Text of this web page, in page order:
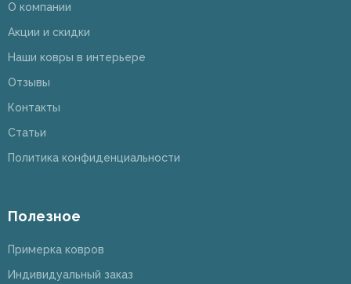
О компании
Акции и скидки
Наши ковры в интерьере
Отзывы
Контакты
Статьи
Политика конфиденциальности
Полезное
Примерка ковров
Индивидуальный заказ